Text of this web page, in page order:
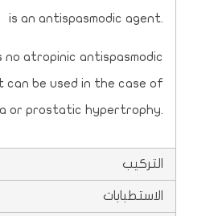
is an antispasmodic agent.
no atropinic antispasmodic
be used in the case of
or prostatic hypertrophy.
التركيب
الاستطبابات